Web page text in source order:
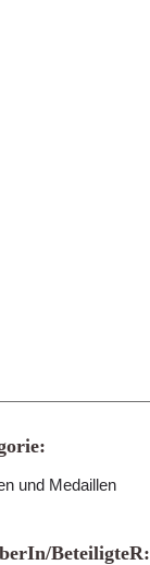
und Medaillen
BeteiligteR: